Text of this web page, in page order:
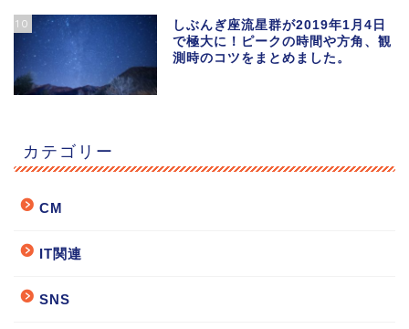
10
しぶんぎ座流星群が2019年1月4日
で極大に！ピークの時間や方角、観
測時のコツをまとめました。
カテゴリー
CM
IT関連
SNS